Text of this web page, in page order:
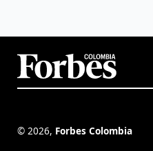
© 2026, Forbes Colombia